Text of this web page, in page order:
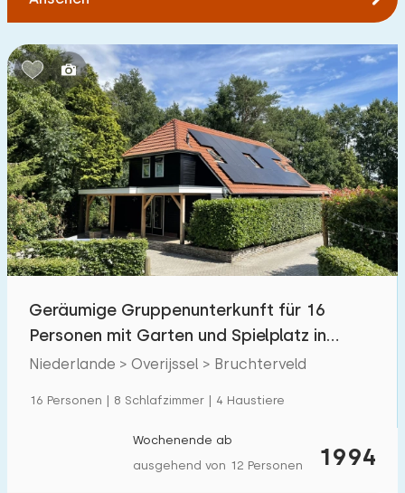
1 2 3 5
Badezimmer:
1 2 3 4 5
Entfernungen
Von Bruchterveld(max. km):
1 5 10 20 30
Zum Meer(max. km):
1 2 5 10 20
Geräumige Gruppenunterkunft für 16
Personen mit Garten und Spielplatz in
Bruchterveld
Niederlande > Overijssel > Bruchterveld
16 Personen | 8 Schlafzimmer | 4 Haustiere
1994
Wochenende ab
ausgehend von 12 Personen